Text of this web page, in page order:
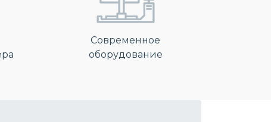
Современное
оборудование